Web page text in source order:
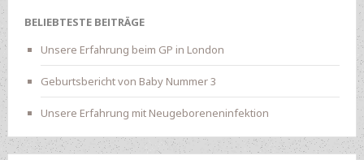
BELIEBTESTE BEITRÄGE
Unsere Erfahrung beim GP in London
Geburtsbericht von Baby Nummer 3
Unsere Erfahrung mit Neugeboreneninfektion